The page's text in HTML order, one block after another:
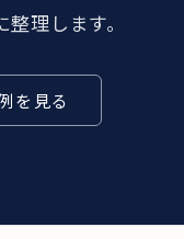
理します。
を見る